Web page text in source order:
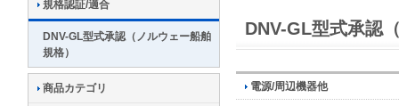
規格認証/適合
DNV-GL型式承認（ノルウェー船舶
規格）
商品カテゴリ
DNV-GL型式承認
電源/周辺機器他